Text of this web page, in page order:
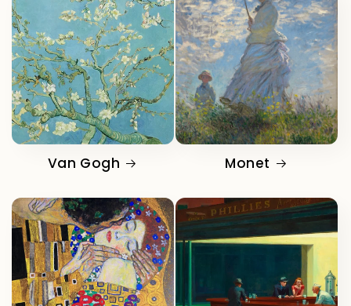
Van Gogh Monet